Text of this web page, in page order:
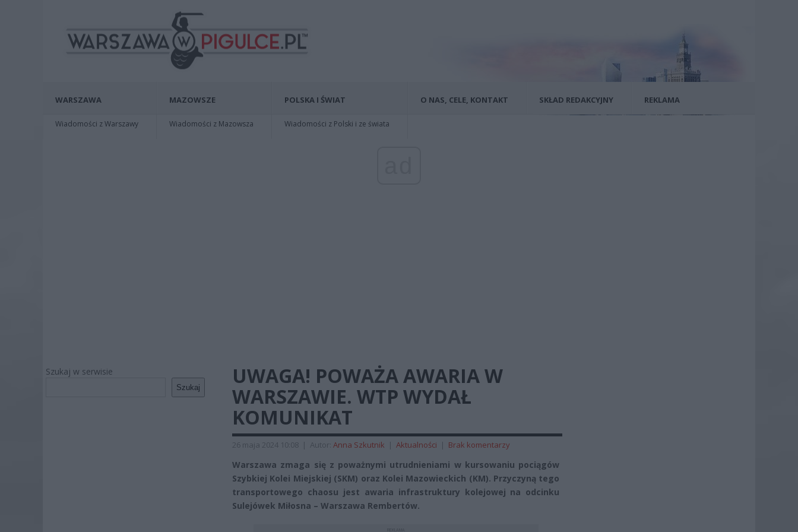
WARSZAWA
Wiadomości z Warszawy
MAZOWSZE
Wiadomości z Mazowsza
POLSKA I ŚWIAT
Wiadomości z Polski i ze świata
O NAS, CELE, KONTAKT SKŁAD REDAKCYJNY REKLAMA
Szukaj w serwisie
Szukaj
UWAGA! POWAŻA AWARIA W
WARSZAWIE. WTP WYDAŁ
KOMUNIKAT
26 maja 2024 10:08 | Autor: Anna Szkutnik | Aktualności | Brak komentarzy
Warszawa zmaga się z poważnymi utrudnieniami w kursowaniu pociągów
Szybkiej Kolei Miejskiej (SKM) oraz Kolei Mazowieckich (KM). Przyczyną tego
transportowego chaosu jest awaria infrastruktury kolejowej na odcinku
Sulejówek Miłosna – Warszawa Rembertów.